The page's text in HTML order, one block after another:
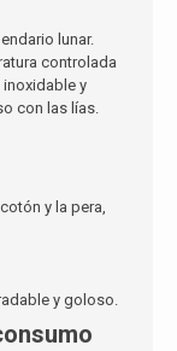
lunar.
controlada
y
con las lías.
y la pera,
y goloso.